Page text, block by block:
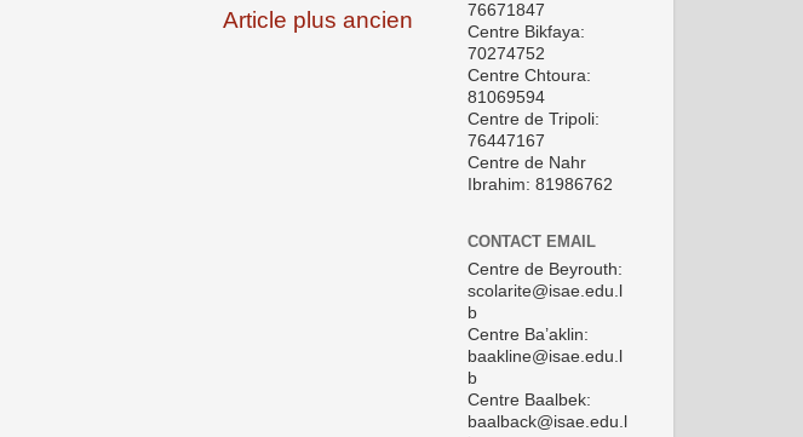
Article plus ancien
76671847
Centre Bikfaya:
70274752
Centre Chtoura:
81069594
Centre de Tripoli:
76447167
Centre de Nahr
Ibrahim: 81986762
CONTACT EMAIL
Centre de Beyrouth:
scolarite@isae.edu.l
b
Centre Ba’aklin:
baakline@isae.edu.l
b
Centre Baalbek:
baalback@isae.edu.l